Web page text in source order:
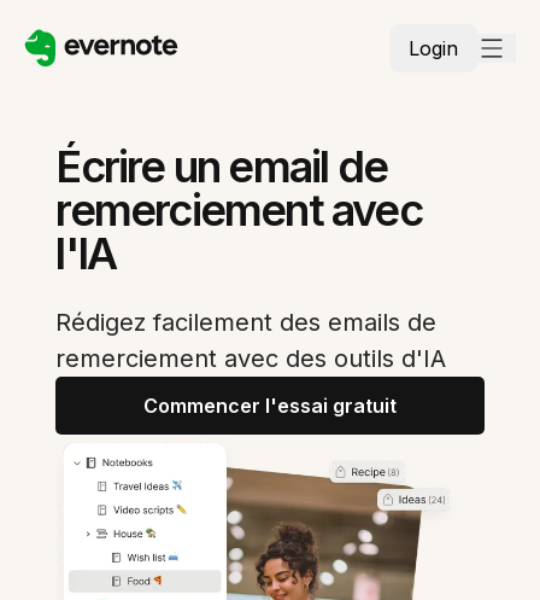
Login
Écrire un email de
remerciement avec
l'IA
Rédigez facilement des emails de
remerciement avec des outils d'IA
Commencer l'essai gratuit